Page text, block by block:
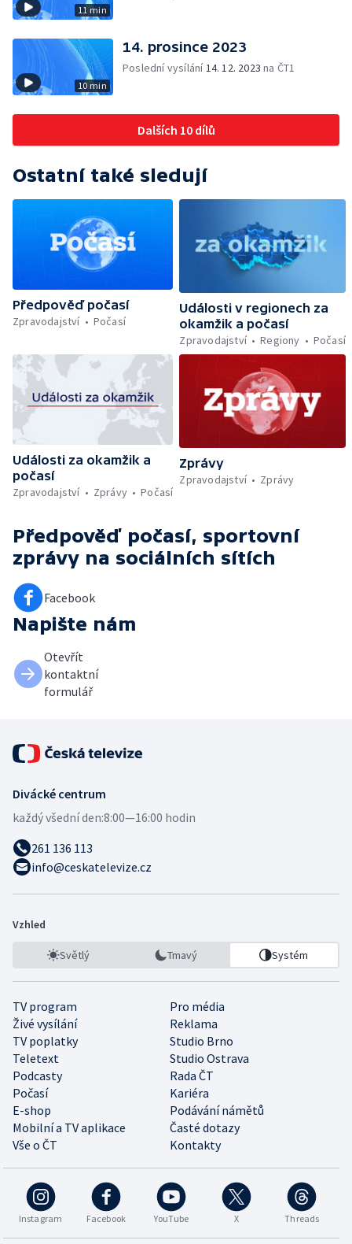
11 min
10 min
14. prosince 2023
Poslední vysílání14. 12. 2023 na ČT1
Dalších 10 dílů
Ostatní také sledují
Předpověď počasí
Zpravodajství
Počasí
Události v regionech za
okamžik a počasí
Zpravodajství
Regiony Počasí
Události za okamžik a
počasí
Zpravodajství
Zprávy Počasí
Zprávy
Zpravodajství
Zprávy
Předpověď počasí, sportovní
zprávy na sociálních sítích
Facebook
Napište nám
Otevřít
kontaktní
formulář
Divácké centrum
každý všední den:8:00—16:00 hodin
261 136 113
info@ceskatelevize.cz
Vzhled
Světlý Tmavý Systém
TV program
Pro média
Živé vysílání
Reklama
TV poplatky
Studio Brno
Teletext
Studio Ostrava
Podcasty
Rada ČT
Počasí
Kariéra
E-shop
Podávání námětů
Mobilní a TV aplikace
Časté dotazy
Vše o ČT
Kontakty
Instagram Facebook YouTube X Threads